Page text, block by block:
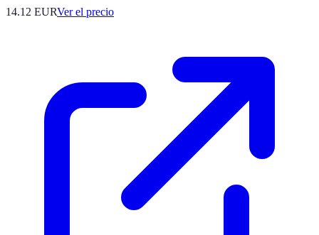
14.12 EURVer el precio